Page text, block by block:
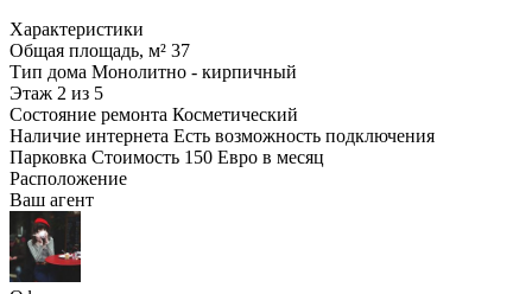
Характеристики
Общая площадь, м² 37
Тип дома Монолитно - кирпичный
Этаж 2 из 5
Состояние ремонта Косметический
Наличие интернета Есть возможность подключения
Парковка Стоимость 150 Евро в месяц
Расположение
Ваш агент